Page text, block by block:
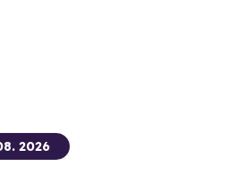
2026